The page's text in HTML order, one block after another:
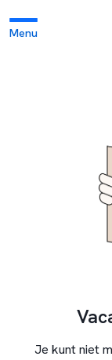
Menu
Je kunt niet